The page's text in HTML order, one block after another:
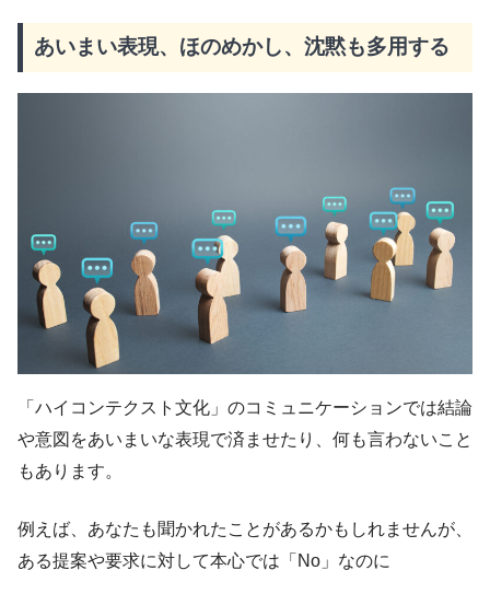
あいまい表現、ほのめかし、沈黙も多用する
「ハイコンテクスト文化」のコミュニケーションでは結論
や意図をあいまいな表現で済ませたり、何も言わないこと
もあります。
例えば、あなたも聞かれたことがあるかもしれませんが、
ある提案や要求に対して本心では「No」なのに